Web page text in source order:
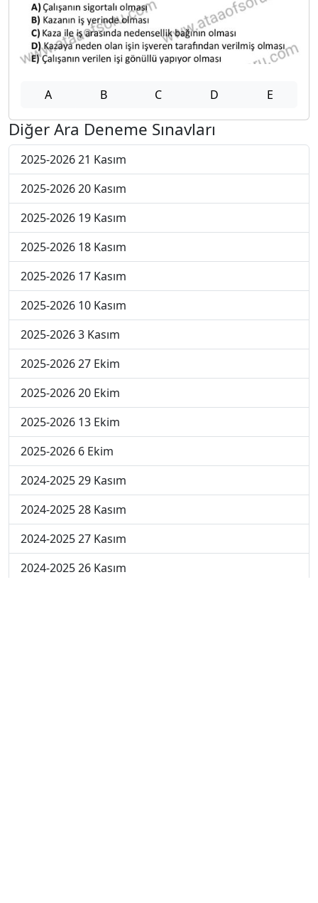
A B C D E
Diğer Ara Deneme Sınavları
2025-2026 21 Kasım
2025-2026 20 Kasım
2025-2026 19 Kasım
2025-2026 18 Kasım
2025-2026 17 Kasım
2025-2026 10 Kasım
2025-2026 3 Kasım
2025-2026 27 Ekim
2025-2026 20 Ekim
2025-2026 13 Ekim
2025-2026 6 Ekim
2024-2025 29 Kasım
2024-2025 28 Kasım
2024-2025 27 Kasım
2024-2025 26 Kasım